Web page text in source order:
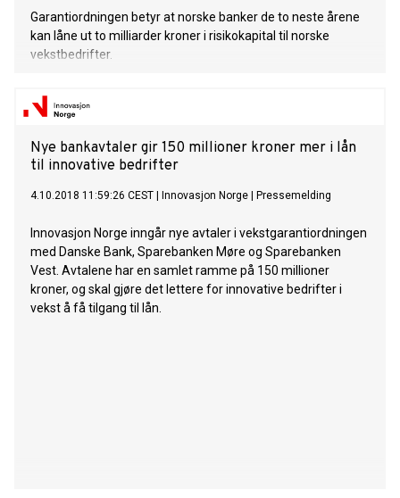
Garantiordningen betyr at norske banker de to neste årene
kan låne ut to milliarder kroner i risikokapital til norske
vekstbedrifter.
Nye bankavtaler gir 150 millioner kroner mer i lån
til innovative bedrifter
4.10.2018 11:59:26 CEST Innovasjon Norge Pressemelding
Innovasjon Norge inngår nye avtaler i vekstgarantiordningen
med Danske Bank, Sparebanken Møre og Sparebanken
Vest. Avtalene har en samlet ramme på 150 millioner
kroner, og skal gjøre det lettere for innovative bedrifter i
vekst å få tilgang til lån.